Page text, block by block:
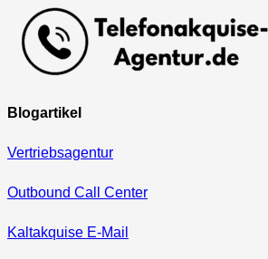
Blogartikel
Vertriebsagentur
Outbound Call Center
Kaltakquise E-Mail